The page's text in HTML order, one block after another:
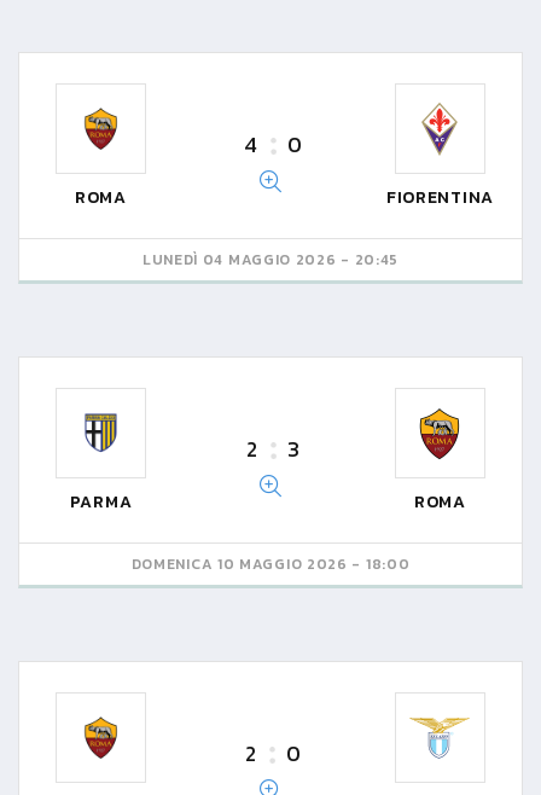
ROMA
4 0
FIORENTINA
LUNEDÌ 04 MAGGIO 2026 - 20:45
PARMA
2 3
ROMA
DOMENICA 10 MAGGIO 2026 - 18:00
2 0